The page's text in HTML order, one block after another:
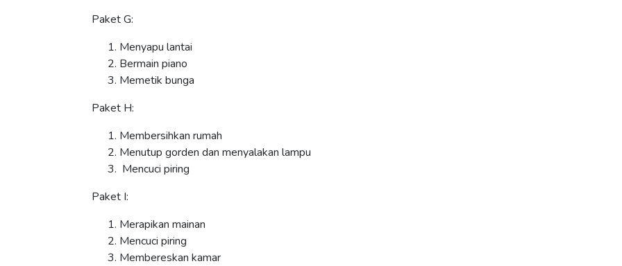
Paket G:
Menyapu lantai
Bermain piano
Memetik bunga
Paket H:
Membersihkan rumah
Menutup gorden dan menyalakan lampu
Mencuci piring
Paket I:
Merapikan mainan
Mencuci piring
Membereskan kamar